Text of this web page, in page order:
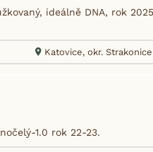
ideálně DNA, rok
Katovice, okr. Strakonice
1.0 rok 22-23.